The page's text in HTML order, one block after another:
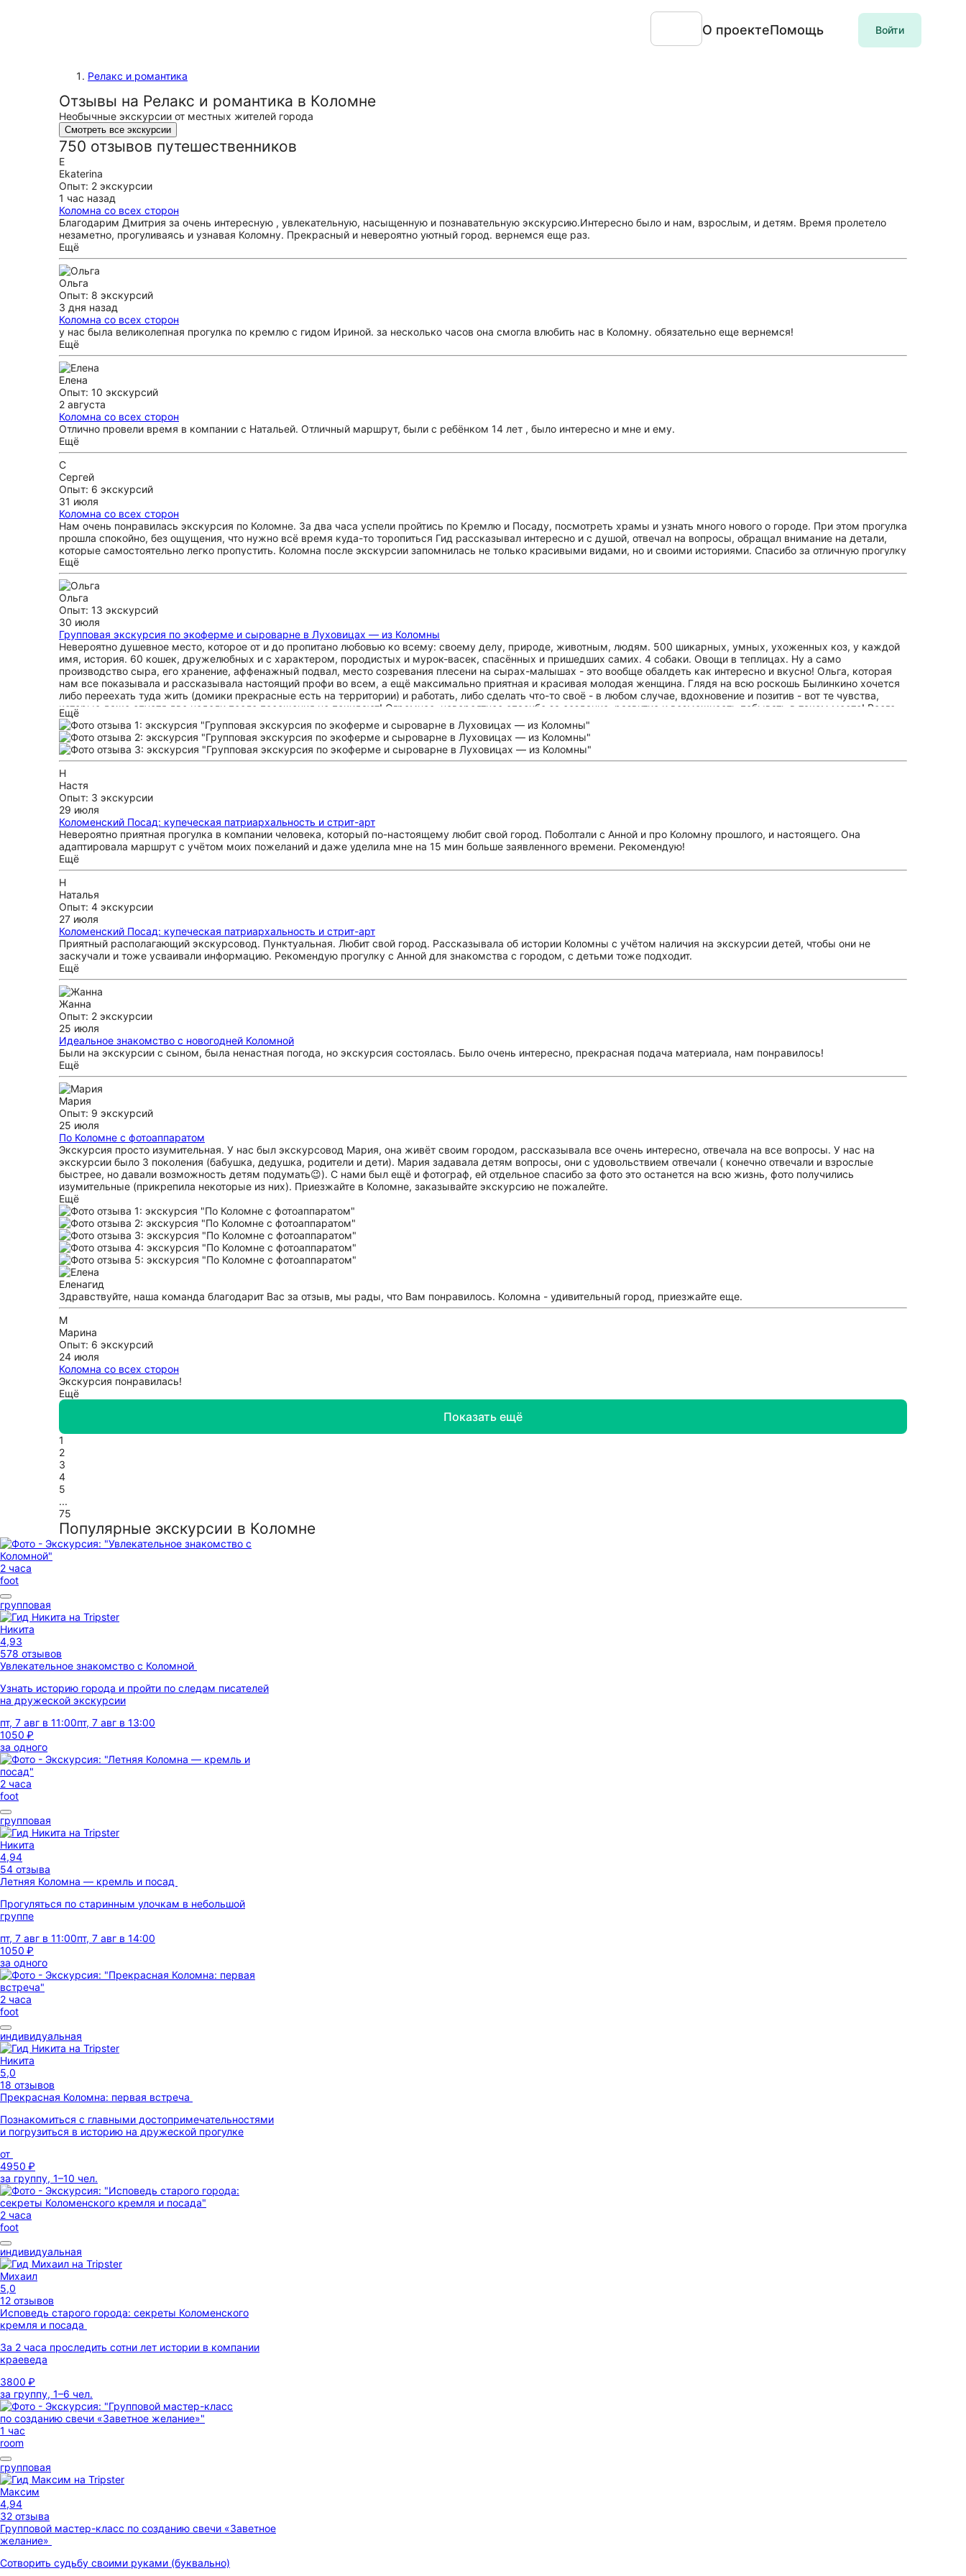
О проектеПомощь Войти
Релакс и романтика
Отзывы на Релакс и романтика в Коломне
Необычные экскурсии от местных жителей города
Смотреть все экскурсии
750 отзывов путешественников
E
Ekaterina
Опыт: 2 экскурсии
1 час назад
Коломна со всех сторон
Благодарим Дмитрия за очень интересную , увлекательную, насыщенную и познавательную экскурсию.Интересно было и нам, взрослым, и детям. Время пролетело
незаметно, прогуливаясь и узнавая Коломну. Прекрасный и невероятно уютный город. вернемся еще раз.
Ещё
Ольга
Опыт: 8 экскурсий
3 дня назад
Коломна со всех сторон
у нас была великолепная прогулка по кремлю с гидом Ириной. за несколько часов она смогла влюбить нас в Коломну. обязательно еще вернемся!
Ещё
Елена
Опыт: 10 экскурсий
2 августа
Коломна со всех сторон
Отлично провели время в компании с Натальей. Отличный маршрут, были с ребёнком 14 лет , было интересно и мне и ему.
Ещё
С
Сергей
Опыт: 6 экскурсий
31 июля
Коломна со всех сторон
Нам очень понравилась экскурсия по Коломне. За два часа успели пройтись по Кремлю и Посаду, посмотреть храмы и узнать много нового о городе. При этом прогулка
прошла спокойно, без ощущения, что нужно всё время куда-то торопиться Гид рассказывал интересно и с душой, отвечал на вопросы, обращал внимание на детали,
которые самостоятельно легко пропустить. Коломна после экскурсии запомнилась не только красивыми видами, но и своими историями. Спасибо за отличную прогулку
— для первого знакомства с городом очень хороший вариант
Ещё
Ольга
Опыт: 13 экскурсий
30 июля
Групповая экскурсия по экоферме и сыроварне в Луховицах — из Коломны
Невероятно душевное место, которое от и до пропитано любовью ко всему: своему делу, природе, животным, людям. 500 шикарных, умных, ухоженных коз, у каждой
имя, история. 60 кошек, дружелюбных и с характером, породистых и мурок-васек, спасённых и пришедших самих. 4 собаки. Овощи в теплицах. Ну а само
производство сыра, его хранение, аффенажный подвал, место созревания плесени на сырах-малышах - это вообще обалдеть как интересно и вкусно! Ольга, которая
нам все показывала и рассказывала настоящий профи во всем, а ещё максимально приятная и красивая молодая женщина. Глядя на всю роскошь Былинкино хочется
либо переехать туда жить (домики прекрасные есть на территории) и работать, либо сделать что-то своё - в любом случае, вдохновение и позитив - вот те чувства,
которые даже спустя две недели после посещения не покидают! Огромное, невероятное спасибо за создание, развитие и возможность побывать в таком месте! Всего
самого доброго хозяевам, работникам, животным и растениям!
Ещё
Н
Настя
Опыт: 3 экскурсии
29 июля
Коломенский Посад: купеческая патриархальность и стрит-арт
Невероятно приятная прогулка в компании человека, который по-настоящему любит свой город. Поболтали с Анной и про Коломну прошлого, и настоящего. Она
адаптировала маршрут с учётом моих пожеланий и даже уделила мне на 15 мин больше заявленного времени. Рекомендую!
Ещё
Н
Наталья
Опыт: 4 экскурсии
27 июля
Коломенский Посад: купеческая патриархальность и стрит-арт
Приятный располагающий экскурсовод. Пунктуальная. Любит свой город. Рассказывала об истории Коломны с учётом наличия на экскурсии детей, чтобы они не
заскучали и тоже усваивали информацию. Рекомендую прогулку с Анной для знакомства с городом, с детьми тоже подходит.
Ещё
Жанна
Опыт: 2 экскурсии
25 июля
Идеальное знакомство с новогодней Коломной
Были на экскурсии с сыном, была ненастная погода, но экскурсия состоялась. Было очень интересно, прекрасная подача материала, нам понравилось!
Ещё
Мария
Опыт: 9 экскурсий
25 июля
По Коломне с фотоаппаратом
Экскурсия просто изумительная. У нас был экскурсовод Мария, она живёт своим городом, рассказывала все очень интересно, отвечала на все вопросы. У нас на
экскурсии было 3 поколения (бабушка, дедушка, родители и дети). Мария задавала детям вопросы, они с удовольствием отвечали ( конечно отвечали и взрослые
быстрее, но давали возможность детям подумать😉). С нами был ещё и фотограф, ей отдельное спасибо за фото это останется на всю жизнь, фото получились
изумительные (прикрепила некоторые из них). Приезжайте в Коломне, заказывайте экскурсию не пожалейте.
Ещё
Еленагид
Здравствуйте, наша команда благодарит Вас за отзыв, мы рады, что Вам понравилось. Коломна - удивительный город, приезжайте еще.
М
Марина
Опыт: 6 экскурсий
24 июля
Коломна со всех сторон
Экскурсия понравилась!
Ещё
Показать ещё
1
2
3
4
5
...
75
Популярные экскурсии в Коломне
2 часа
foot
групповая
Никита
4,93
578 отзывов
Увлекательное знакомство с Коломной
Узнать историю города и пройти по следам писателей
на дружеской экскурсии
пт, 7 авг в 11:00пт, 7 авг в 13:00
1050 ₽
за одного
2 часа
foot
групповая
Никита
4,94
54 отзыва
Летняя Коломна — кремль и посад
Прогуляться по старинным улочкам в небольшой
группе
пт, 7 авг в 11:00пт, 7 авг в 14:00
1050 ₽
за одного
2 часа
foot
индивидуальная
Никита
5,0
18 отзывов
Прекрасная Коломна: первая встреча
Познакомиться с главными достопримечательностями
и погрузиться в историю на дружеской прогулке
от
4950 ₽
за группу, 1–10 чел.
2 часа
foot
индивидуальная
Михаил
5,0
12 отзывов
Исповедь старого города: секреты Коломенского
кремля и посада
За 2 часа проследить сотни лет истории в компании
краеведа
3800 ₽
за группу, 1–6 чел.
1 час
room
групповая
Максим
4,94
32 отзыва
Групповой мастер-класс по созданию свечи «Заветное
желание»
Сотворить судьбу своими руками (буквально)